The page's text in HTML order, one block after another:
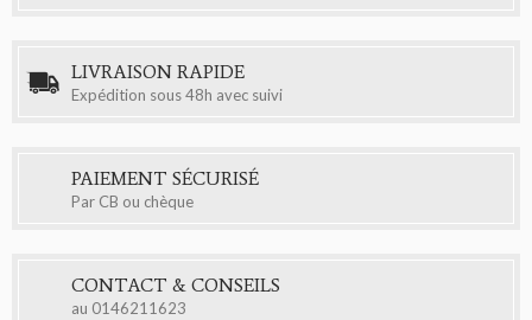
LIVRAISON RAPIDE
Expédition sous 48h avec suivi
PAIEMENT SÉCURISÉ
Par CB ou chèque
CONTACT & CONSEILS
au 0146211623